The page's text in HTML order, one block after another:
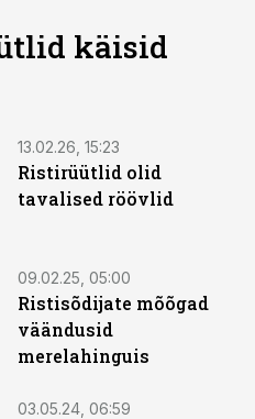
käisid
13.02.26, 15:23
Ristirüütlid olid
tavalised röövlid
09.02.25, 05:00
Ristisõdijate mõõgad
väändusid
merelahinguis
03.05.24, 06:59